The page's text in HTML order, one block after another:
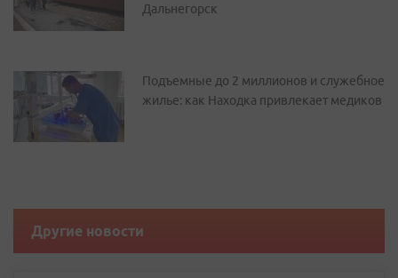
Дальнегорск
Подъемные до 2 миллионов и служебное
жилье: как Находка привлекает медиков
Другие новости